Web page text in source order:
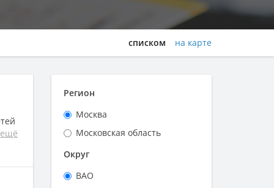
списком на карте
ещё
Регион
Москва
Московская область
Округ
ВАО